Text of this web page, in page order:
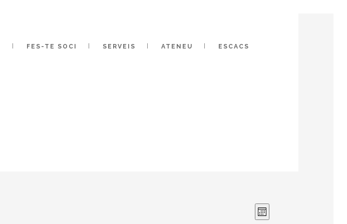
FES-TE SOCI SERVEIS ATENEU ESCACS
VISTES
Navegació
Month